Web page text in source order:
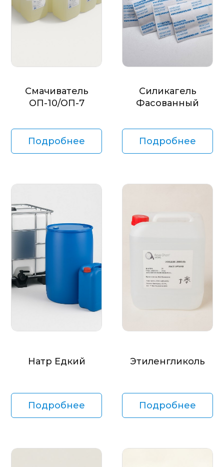
Смачиватель
ОП-10/ОП-7
Подробнее
Силикагель
Фасованный
Подробнее
Натр Едкий
Подробнее
Этиленгликоль
Подробнее